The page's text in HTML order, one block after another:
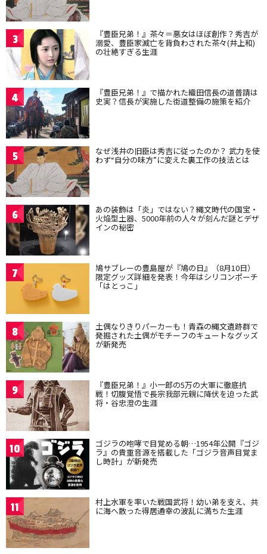
3 『豊臣兄弟！』茶々＝悪女はほぼ創作？秀吉が
溺愛、豊臣家滅亡を背負わされた茶々(井上和)
の壮絶すぎる生涯
4 『豊臣兄弟！』で描かれた織田信長の道普請は
史実？信長が実施した街道整備の施策を紹介
5 なぜ浅井の旧臣は秀吉に従ったのか？ 武力を使
わず“自分の味方”に変えた裏工作の技法とは
6 あの装飾は「炎」ではない？縄文時代の国宝・
火焔型土器、5000年前の人々が刻んだ謎とデザ
インの秘密
7 鳩サブレーの豊島屋が『鳩の日』（8月10日）
限定グッズ詳細を発表！今年はシリコンポーチ
「はとっこ」
8 土偶なりきりパーカーも！青森の縄文遺跡群で
発掘された土偶がモチーフのキュートなグッズ
が新発売
9 『豊臣兄弟！』小一郎の5万の大軍に徹底抗
戦！切腹覚悟で長宗我部元親に降伏を迫った武
将・谷忠澄の生涯
10 ゴジラの咆哮で目覚める朝…1954年公開『ゴジ
ラ』の貴重音源を搭載した「ゴジラ音声目覚ま
し時計」が新発売
11 村上水軍を率いた戦国武将！幼い弟を支え、共
に海へ散った得居通幸の波乱に満ちた生涯